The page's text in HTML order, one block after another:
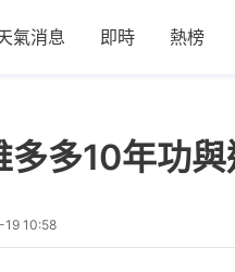
氣消息 即時 熱榜
多多10年功
10:58